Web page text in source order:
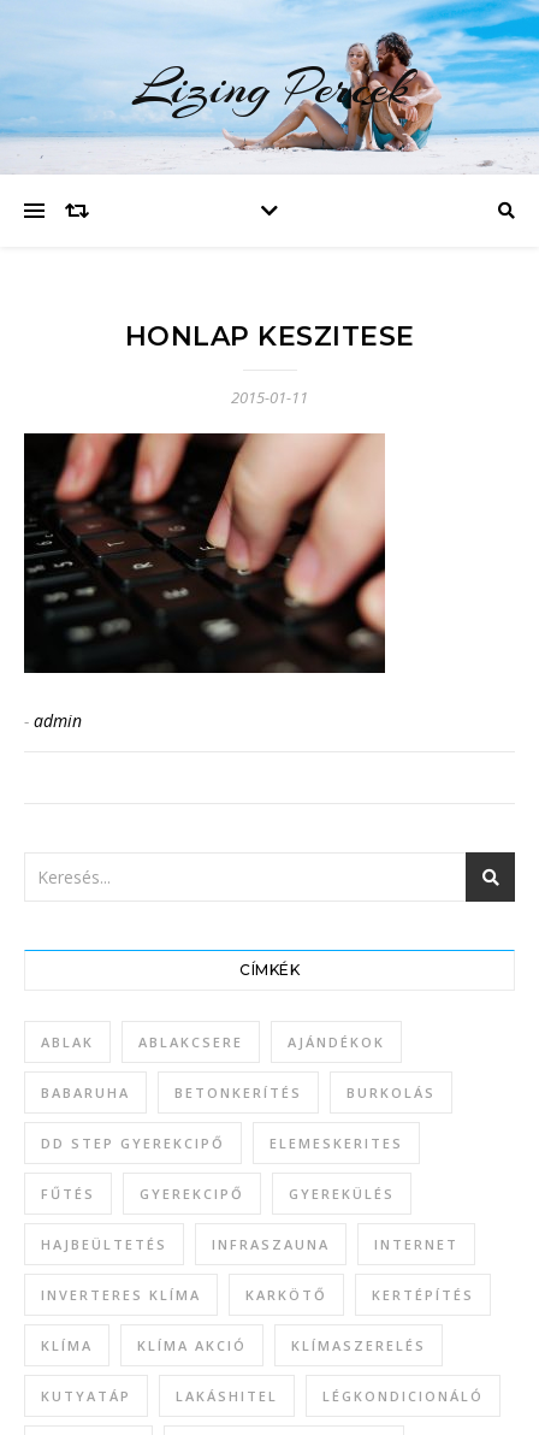
Lizing Percek
HONLAP KESZITESE
2015-01-11
- admin
CÍMKÉK
ABLAK ABLAKCSERE AJÁNDÉKOK
BABARUHA BETONKERÍTÉS BURKOLÁS
DD STEP GYEREKCIPŐ ELEMESKERITES
FŰTÉS GYEREKCIPŐ GYEREKÜLÉS
HAJBEÜLTETÉS INFRASZAUNA INTERNET
INVERTERES KLÍMA KARKÖTŐ KERTÉPÍTÉS
KLÍMA KLÍMA AKCIÓ KLÍMASZERELÉS
KUTYATÁP LAKÁSHITEL LÉGKONDICIONÁLÓ